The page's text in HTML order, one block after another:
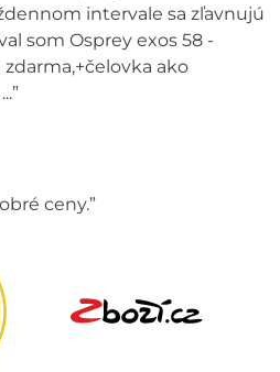
intervale sa zľavnujú
som Osprey exos 58 -
ako
ceny.”